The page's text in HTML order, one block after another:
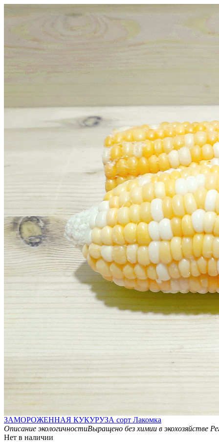
ЗАМОРОЖЕННАЯ КУКУРУЗА сорт Лакомка
Описание экологичностиВыращено без химии в экохозяйстве
Нет в наличии